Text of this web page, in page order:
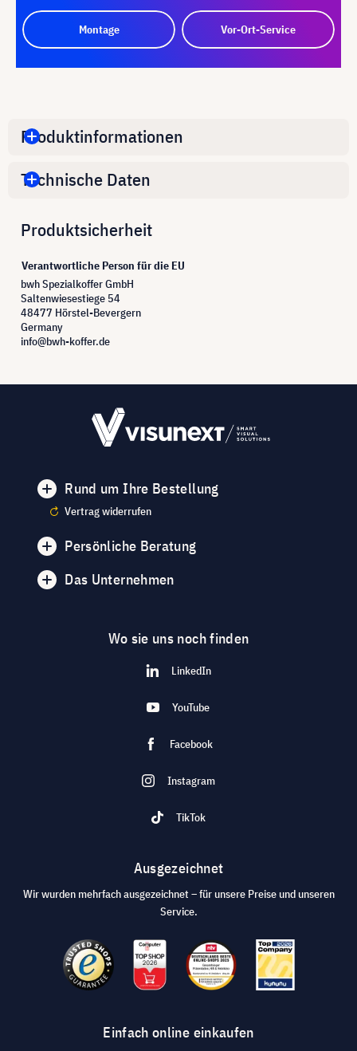
Montage Vor-Ort-Service
Produktinformationen
Technische Daten
Produktsicherheit
Verantwortliche Person für die EU
bwh Spezialkoffer GmbH
Saltenwiesestiege 54
48477 Hörstel-Bevergern
Germany
info@bwh-koffer.de
Rund um Ihre Bestellung
Vertrag widerrufen
Persönliche Beratung
Das Unternehmen
Wo sie uns noch finden
LinkedIn
YouTube
Facebook
Instagram
TikTok
Ausgezeichnet
Wir wurden mehrfach ausgezeichnet – für unsere Preise und unseren
Service.
Einfach online einkaufen